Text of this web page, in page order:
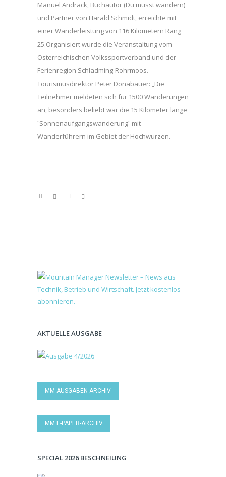
Manuel Andrack, Buchautor (Du musst wandern)
und Partner von Harald Schmidt, erreichte mit
einer Wanderleistung von 116 Kilometern Rang
25.Organisiert wurde die Veranstaltung vom
Österreichischen Volkssportverband und der
Ferienregion Schladming-Rohrmoos.
Tourismusdirektor Peter Donabauer: „Die
Teilnehmer meldeten sich für 1500 Wanderungen
an, besonders beliebt war die 15 Kilometer lange
´Sonnenaufgangswanderung´ mit
Wanderführern im Gebiet der Hochwurzen.
AKTUELLE AUSGABE
MM AUSGABEN-ARCHIV
MM E-PAPER-ARCHIV
SPECIAL 2026 BESCHNEIUNG